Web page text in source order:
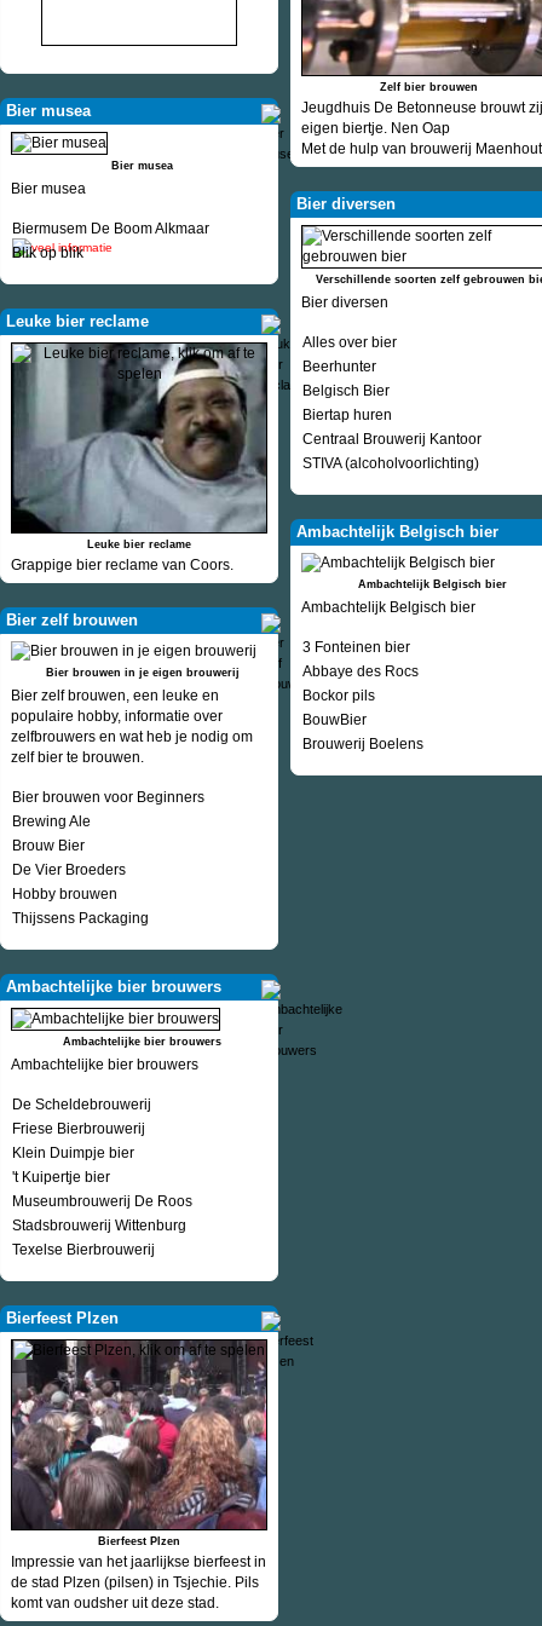
Bier musea
Bier musea
Bier musea
Biermusem De Boom Alkmaar
Blik op blik
Leuke bier reclame
Leuke bier reclame
Grappige bier reclame van Coors.
Bier zelf brouwen
Bier brouwen in je eigen brouwerij
Bier zelf brouwen, een leuke en
populaire hobby, informatie over
zelfbrouwers en wat heb je nodig om
zelf bier te brouwen.
Bier brouwen voor Beginners
Brewing Ale
Brouw Bier
De Vier Broeders
Hobby brouwen
Thijssens Packaging
Ambachtelijke bier brouwers
Ambachtelijke bier brouwers
Ambachtelijke bier brouwers
De Scheldebrouwerij
Friese Bierbrouwerij
Klein Duimpje bier
't Kuipertje bier
Museumbrouwerij De Roos
Stadsbrouwerij Wittenburg
Texelse Bierbrouwerij
Bierfeest Plzen
Bierfeest Plzen
Impressie van het jaarlijkse bierfeest in
de stad Plzen (pilsen) in Tsjechie. Pils
komt van oudsher uit deze stad.
Zelf bier brouwen
Jeugdhuis De Betonneuse brouwt
eigen biertje. Nen Oap
Met de hulp van brouwerij Maenhout
Bier diversen
Verschillende soorten zelf gebrouwen
Bier diversen
Alles over bier
Beerhunter
Belgisch Bier
Biertap huren
Centraal Brouwerij Kantoor
STIVA (alcoholvoorlichting)
Ambachtelijk Belgisch bier
Ambachtelijk Belgisch bier
Ambachtelijk Belgisch bier
3 Fonteinen bier
Abbaye des Rocs
Bockor pils
BouwBier
Brouwerij Boelens